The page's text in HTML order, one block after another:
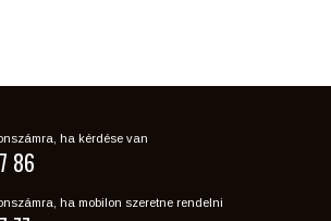
ha kérdése van
86
ha mobilon szeretne rendelni